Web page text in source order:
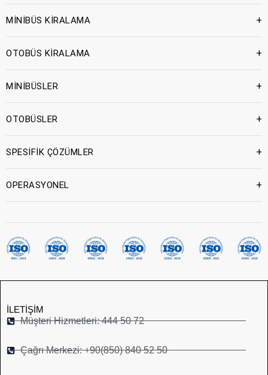
MİNİBÜS KİRALAMA +
OTOBÜS KİRALAMA +
MİNİBÜSLER +
OTOBÜSLER +
SPESİFİK ÇÖZÜMLER +
OPERASYONEL +
İLETIŞIM
Müşteri Hizmetleri: 444 50 72
Çağrı Merkezi: +90(850) 840 52 50